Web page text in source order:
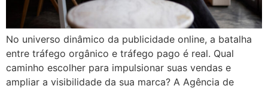
No universo dinâmico da publicidade online, a batalha
entre tráfego orgânico e tráfego pago é real. Qual
caminho escolher para impulsionar suas vendas e
ampliar a visibilidade da sua marca? A Agência de